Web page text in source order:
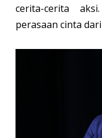
cerita-cerita
perasaan cinta